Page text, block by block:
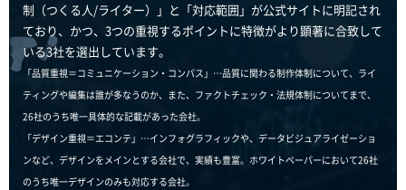
制（つくる人/ライター）」と「対応範囲」が公式サイトに明記され
ており、かつ、3つの重視するポイントに特徴がより顕著に合致して
いる3社を選出しています。
「品質重視＝コミュニケーション・コンパス」…品質に関わる制作体制について、ライ
ティングや編集は誰が多なうのか、また、ファクトチェック・法規体制についてまで、
26社のうち唯一具体的な記載があった会社。
「デザイン重視＝エコンテ」…インフォグラフィックや、データビジュアライゼーショ
ンなど、デザインをメインとする会社で、実績も豊富。ホワイトペーパーにおいて26社
のうち唯一デザインのみも対応する会社。